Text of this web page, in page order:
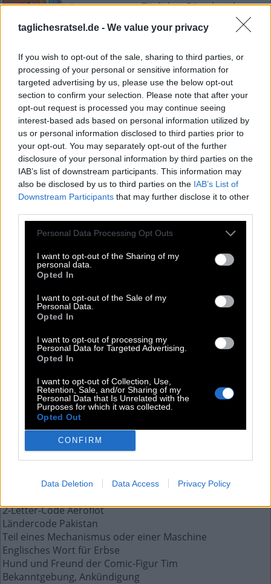
taglichesratsel.de - We value your privacy
If you wish to opt-out of the sale, sharing to third parties, or
processing of your personal or sensitive information for
targeted advertising by us, please use the below opt-out
section to confirm your selection. Please note that after your
opt-out request is processed you may continue seeing
interest-based ads based on personal information utilized by
us or personal information disclosed to third parties prior to
your opt-out. You may separately opt-out of the further
disclosure of your personal information by third parties on the
IAB’s list of downstream participants. This information may
also be disclosed by us to third parties on the IAB’s List of
Downstream Participants that may further disclose it to other
Personal Data Processing Opt Outs
I want to opt-out of the Sharing of my
personal data.
Opted In
I want to opt-out of the Sale of my
Personal Data.
Opted In
I want to opt-out of processing my
Personal Data for Targeted Advertising.
Opted In
I want to opt-out of Collection, Use,
Retention, Sale, and/or Sharing of my
Personal Data that Is Unrelated with the
Purposes for which it was collected.
Opted Out
CONFIRM
Data Deletion Data Access Privacy Policy
Antworten zum Tägliches Rätselspiel.
Tägliches Rätsel ist die neue wunderbare
Wortspielsammlung mit Spielen wie
Sudoku und Tangle. All diese unglaublichen Spiele sind
Teil dieser App. Mit diesen Puzzlespielen können Sie
Freunde herausfordern, die Antworten erraten, die
Rechtschreibung verbessern und sie schlagen. Entwickelt
von Fanatee, Inc, bekannt für seine besten Puzzle-
Wortspiele im Android- und Apple-Store.
Zugriff auf Hunderte von Rätseln direkt auf Ihrem
Android-Gerät. Spielen oder wiederholen Sie Ihre
Kreuzworträtsel, wann und wo Sie möchten! Trainieren Sie
Ihr Gehirn und lösen Sie jeden Tag brillante
Kreuzworträtsel! Erweitern Sie Ihren Wortschatz und Ihr
Kreuzworträtsel-Lösen und haben Sie jede Menge Spaß –
und das alles kostenlos! Diese Seite enthält Antworten auf
Englisches Wort für Erbse
Die Antwort auf diese Frage:
E A
__ minor, lateinisch für das Sternbild Kleiner Bär
Tiefe Stimmlage bei Männern
Südamerikanische Variante eines Kamels
Weiches Brötchen für Hamburger
Knochengerüst, Skelett
Fast schon ein Freund, __ Bekanntschaft
Firma für Kfz-Zubehör in Weiden in der Oberpfalz
2-Letter-Code Aeroflot
Ländercode Pakistan
Teil eines Mechanismus oder einer Maschine
Englisches Wort für Erbse
Hund und Freund der Comic-Figur Tim
Bekanntgebung, Ankündigung